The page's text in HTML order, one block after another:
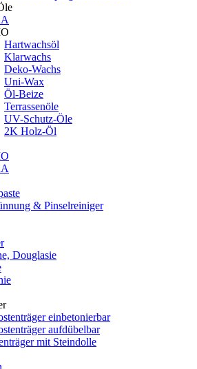
Hartwachsöl
Klarwachs
Deko-Wachs
Uni-Wax
Öl-Beize
Terrassenöle
UV-Schutz-Öle
2K Holz-Öl
& Pinselreiniger
Douglasie
einbetonierbar
aufdübelbar
mit Steindolle